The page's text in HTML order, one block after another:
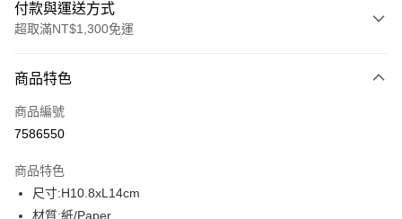
付款與運送方式
超取滿NT$1,300免運
信用卡一次付款
超商取貨付款
Apple Pay
商品特色
商品編號
7586550
商品特色
尺寸:H10.8xL14cm
材質:紙/Paper